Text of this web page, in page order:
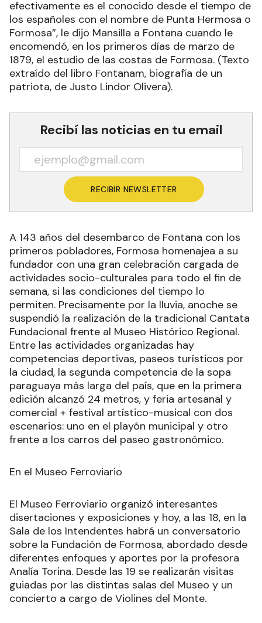
efectivamente es el conocido desde el tiempo de
los españoles con el nombre de Punta Hermosa o
Formosa”, le dijo Mansilla a Fontana cuando le
encomendó, en los primeros días de marzo de
1879, el estudio de las costas de Formosa. (Texto
extraído del libro Fontanam, biografía de un
patriota, de Justo Lindor Olivera).
Recibí las noticias en tu email
RECIBIR NEWSLETTER
A 143 años del desembarco de Fontana con los
primeros pobladores, Formosa homenajea a su
fundador con una gran celebración cargada de
actividades socio-culturales para todo el fin de
semana, si las condiciones del tiempo lo
permiten. Precisamente por la lluvia, anoche se
suspendió la realización de la tradicional Cantata
Fundacional frente al Museo Histórico Regional.
Entre las actividades organizadas hay
competencias deportivas, paseos turísticos por
la ciudad, la segunda competencia de la sopa
paraguaya más larga del país, que en la primera
edición alcanzó 24 metros, y feria artesanal y
comercial + festival artístico-musical con dos
escenarios: uno en el playón municipal y otro
frente a los carros del paseo gastronómico.
En el Museo Ferroviario
El Museo Ferroviario organizó interesantes
disertaciones y exposiciones y hoy, a las 18, en la
Sala de los Intendentes habrá un conversatorio
sobre la Fundación de Formosa, abordado desde
diferentes enfoques y aportes por la profesora
Analía Torina. Desde las 19 se realizarán visitas
guiadas por las distintas salas del Museo y un
concierto a cargo de Violines del Monte.